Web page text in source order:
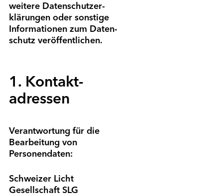
weitere Daten­schutzer­
klärungen oder sonstige
Informationen zum Daten­
schutz veröffentlichen.
1. Kontakt­
adressen
Verantwortung für die
Bearbeitung von
Personendaten:
Schweizer Licht
Gesellschaft SLG